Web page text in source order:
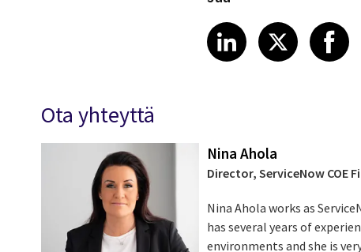
Share article
LinkedIn
Share
X
Ota yhteyttä
Nina Ahola
Director, ServiceNow COE
Nina Ahola works as
has several years of
environments and she is